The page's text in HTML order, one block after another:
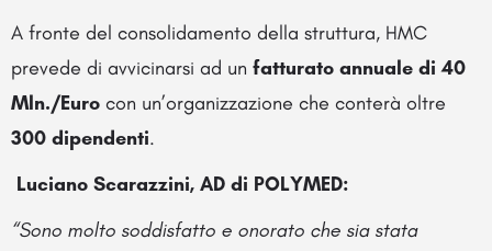
A fronte del consolidamento della struttura, HMC
prevede di avvicinarsi ad un fatturato annuale di 40
Mln./Euro con un’organizzazione che conterà oltre
300 dipendenti.
Luciano Scarazzini, AD di POLYMED:
“Sono molto soddisfatto e onorato che sia stata